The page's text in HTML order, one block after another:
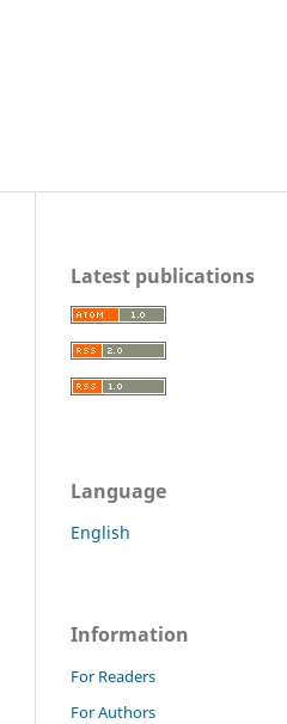
Latest publications
Language
English
Information
For Readers
For Authors